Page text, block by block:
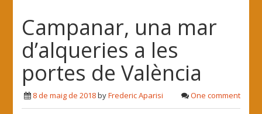
Campanar, una mar
d’alqueries a les
portes de València
8 de maig de 2018byFrederic Aparisi One comment